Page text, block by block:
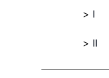
I
II